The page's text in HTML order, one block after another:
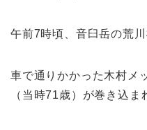
午前7時頃、音臼岳の荒
車で通りかかった木村メ
（当時71歳）が巻き込ま